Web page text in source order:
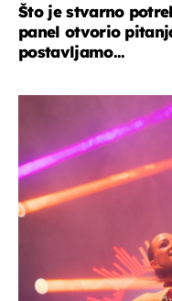
Što je stvarno
panel otvorio
postavljamo...